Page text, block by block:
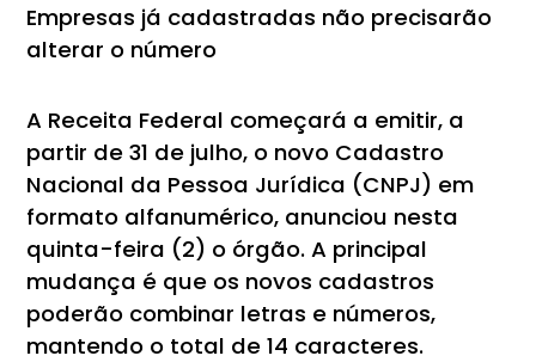
Empresas já cadastradas não precisarão
alterar o número
A Receita Federal começará a emitir, a
partir de 31 de julho, o novo Cadastro
Nacional da Pessoa Jurídica (CNPJ) em
formato alfanumérico, anunciou nesta
quinta-feira (2) o órgão. A principal
mudança é que os novos cadastros
poderão combinar letras e números,
mantendo o total de 14 caracteres.